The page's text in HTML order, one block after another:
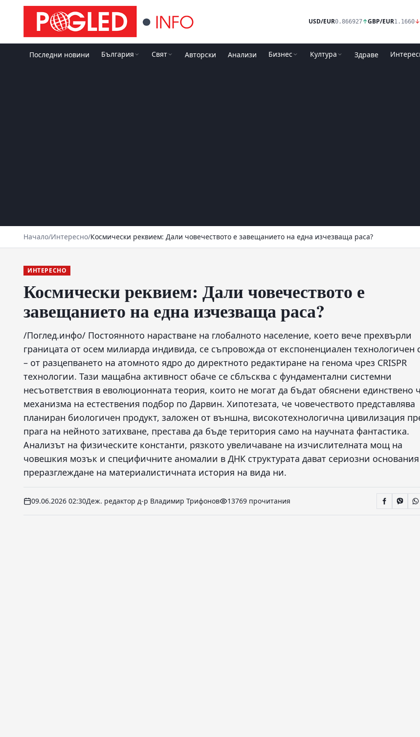
USD/EUR0.866927↑GBP/EUR1.1660↓
Последни новини България Свят Авторски Анализи Бизнес Култура Здраве
Начало/Интересно/Космически реквием: Дали човечеството е завещанието на една изчезваща раса?
ИНТЕРЕСНО
Космически реквием: Дали човечеството е
завещанието на една изчезваща раса?
/Поглед.инфо/ Постоянното нарастване на глобалното население, което вече прехвърли
границата от осем милиарда индивида, се съпровожда от експоненциален технологичен
– от разцепването на атомното ядро до директното редактиране на генома чрез CRISPR
технологии. Тази мащабна активност обаче се сблъсква с фундаментални системни
несъответствия в еволюционната теория, които не могат да бъдат обяснени единствено
механизма на естествения подбор по Дарвин. Хипотезата, че човечеството представлява
планиран биологичен продукт, заложен от външна, високотехнологична цивилизация
прага на нейното затихване, престава да бъде територия само на научната фантастика.
Анализът на физическите константи, рязкото увеличаване на изчислителната мощ на
човешкия мозък и специфичните аномалии в ДНК структурата дават сериозни основания
преразглеждане на материалистичната история на вида ни.
09.06.2026 02:30Деж. редактор д-р Владимир Трифонов 13769 прочитания